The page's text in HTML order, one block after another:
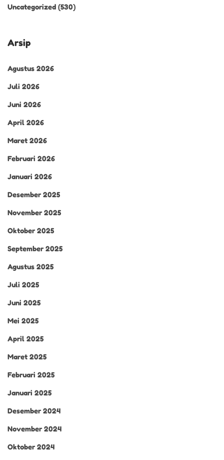
Uncategorized (530)
Arsip
Agustus 2026
Juli 2026
Juni 2026
April 2026
Maret 2026
Februari 2026
Januari 2026
Desember 2025
November 2025
Oktober 2025
September 2025
Agustus 2025
Juli 2025
Juni 2025
Mei 2025
April 2025
Maret 2025
Februari 2025
Januari 2025
Desember 2024
November 2024
Oktober 2024